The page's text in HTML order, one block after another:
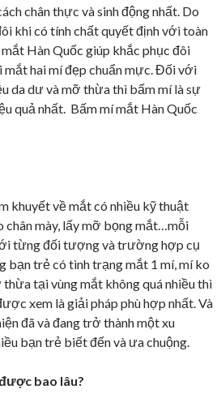
chân thực và sinh động nhất. Do
khi có tính chất quyết định với toàn
Hàn Quốc giúp khắc phục đôi
mắt hai mí đẹp chuẩn mực. Đối với
da dư và mỡ thừa thì bấm mí là sự
quả nhất. Bấm mí mắt Hàn Quốc
khuyết về mắt có nhiều kỹ thuật
chân mày, lấy mỡ bọng mắt…mỗi
từng đối tượng và trường hợp cụ
bạn trẻ có tình trạng mắt 1 mí, mí ko
tại vùng mắt không quá nhiều thì
xem là giải pháp phù hợp nhất. Và
đã và đang trở thành một xu
bạn trẻ biết đến và ưa chuộng.
bao lâu?